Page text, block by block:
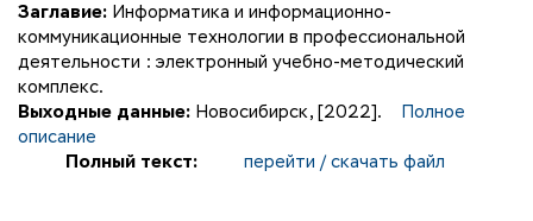
Заглавие: Информатика и информационно-
коммуникационные технологии в профессиональной
деятельности : электронный учебно-методический
комплекс.
Выходные данные: Новосибирск, [2022].
Полное
описание
Полный текст:
перейти / скачать файл